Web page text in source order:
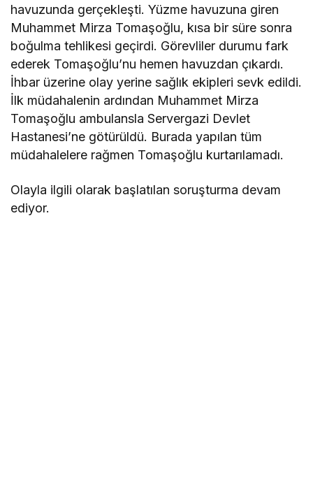
havuzunda gerçekleşti. Yüzme havuzuna giren
Muhammet Mirza Tomaşoğlu, kısa bir süre sonra
boğulma tehlikesi geçirdi. Görevliler durumu fark
ederek Tomaşoğlu’nu hemen havuzdan çıkardı.
İhbar üzerine olay yerine sağlık ekipleri sevk edildi.
İlk müdahalenin ardından Muhammet Mirza
Tomaşoğlu ambulansla Servergazi Devlet
Hastanesi’ne götürüldü. Burada yapılan tüm
müdahalelere rağmen Tomaşoğlu kurtarılamadı.
Olayla ilgili olarak başlatılan soruşturma devam
ediyor.